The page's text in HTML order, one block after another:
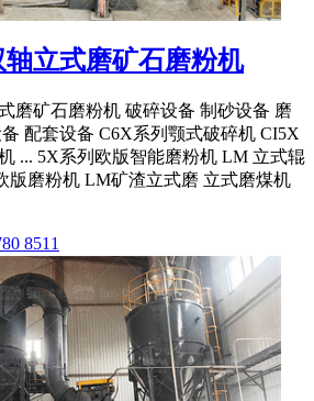
立式磨矿石磨粉机
磨矿石磨粉机 破碎设备 制砂设备 磨
配套设备 C6X系列颚式破碎机 CI5X
... 5X系列欧版智能磨粉机 LM 立式辊
版磨粉机 LM矿渣立式磨 立式磨煤机
8511